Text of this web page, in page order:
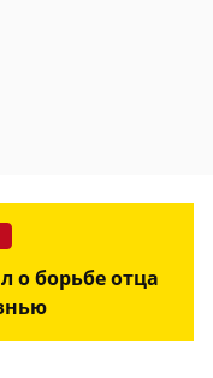
о борьбе отца